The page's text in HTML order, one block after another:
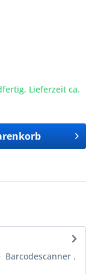
Lieferzeit ca.
Barcodescanner .